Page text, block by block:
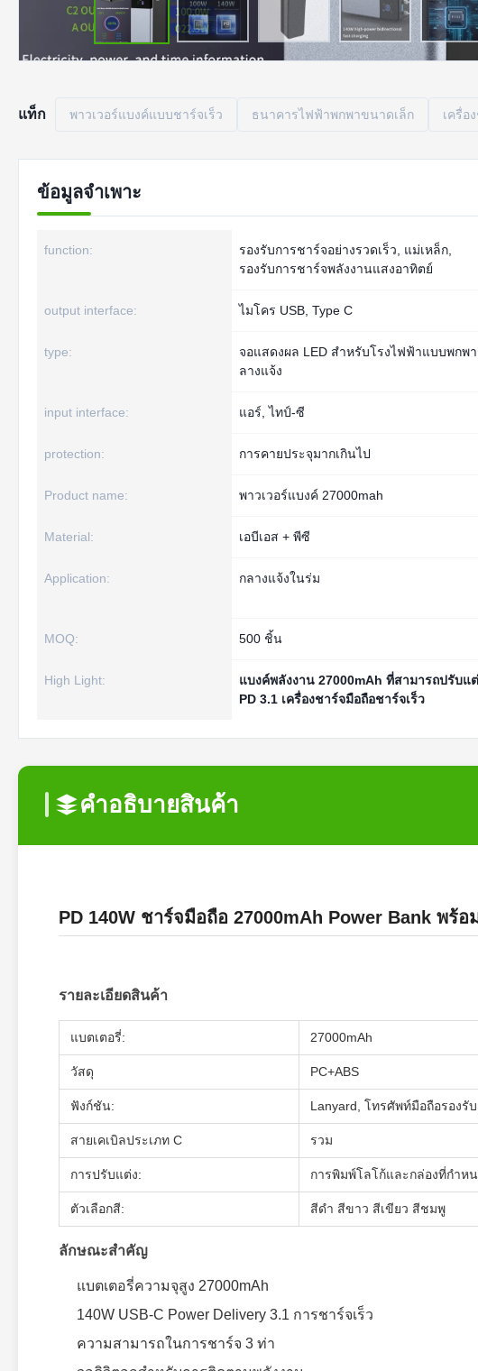
แท็ก พาวเวอร์แบงค์แบบชาร์จเร็ว ธนาคารไฟฟ้าพกพาขนาดเล็ก เครื่อ
ข้อมูลจำเพาะ
function:
รองรับการชาร์จอย่างรวดเร็ว, แม่เหล็ก,
รองรับการชาร์จพลังงานแสงอาทิตย์
output interface: ไมโคร USB, Type C
type:
จอแสดงผล LED สำหรับโรงไฟฟ้าแบบพกพ
ลางแจ้ง
input interface: แอร์, ไทป์-ซี
protection: การคายประจุมากเกินไป
Product name: พาวเวอร์แบงค์ 27000mah
Material: เอบีเอส + พีซี
Application: กลางแจ้งในร่ม
MOQ: 500 ชิ้น
High Light: แบงค์พลังงาน 27000mAh ที่สามารถปรับแ
PD 3.1 เครื่องชาร์จมือถือชาร์จเร็ว
คําอธิบายสินค้า
PD 140W ชาร์จมือถือ 27000mAh Power Bank พร้อ
รายละเอียดสินค้า
แบตเตอรี่: 27000mAh
วัสดุ PC+ABS
ฟังก์ชัน: Lanyard, โทรศัพท์มือถือรองรั
สายเคเบิลประเภท C รวม
การปรับแต่ง: การพิมพ์โลโก้และกล่องที่กําหน
ตัวเลือกสี: สีดํา สีขาว สีเขียว สีชมพู
ลักษณะสําคัญ
แบตเตอรี่ความจุสูง 27000mAh
140W USB-C Power Delivery 3.1 การชาร์จเร็ว
ความสามารถในการชาร์จ 3 ท่า